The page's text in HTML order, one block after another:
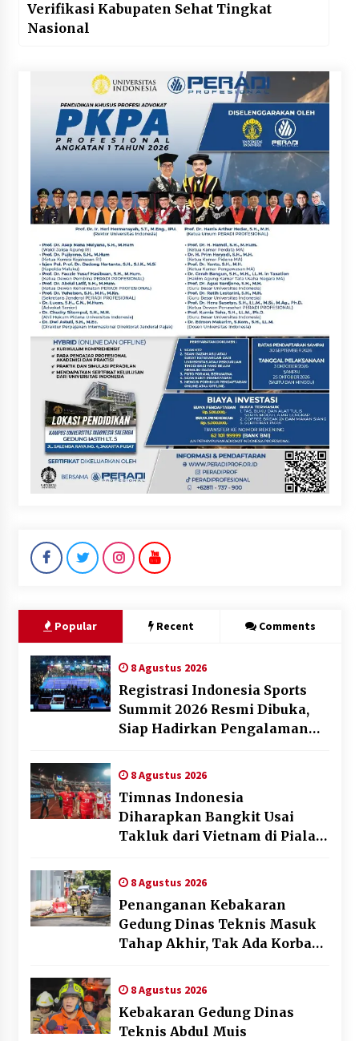
Verifikasi Kabupaten Sehat Tingkat
Nasional
Popular Recent Comments
8 Agustus 2026
Registrasi Indonesia Sports
Summit 2026 Resmi Dibuka,
Siap Hadirkan Pengalaman
8 Agustus 2026
Timnas Indonesia
Diharapkan Bangkit Usai
Takluk dari Vietnam di Piala
8 Agustus 2026
Penanganan Kebakaran
Gedung Dinas Teknis Masuk
Tahap Akhir, Tak Ada Korban
8 Agustus 2026
Kebakaran Gedung Dinas
Teknis Abdul Muis